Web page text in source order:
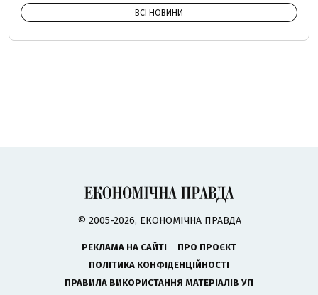
ВСІ НОВИНИ
© 2005-2026, ЕКОНОМІЧНА ПРАВДА
РЕКЛАМА НА САЙТІ
ПРО ПРОЄКТ
ПОЛІТИКА КОНФІДЕНЦІЙНОСТІ
ПРАВИЛА ВИКОРИСТАННЯ МАТЕРІАЛІВ УП